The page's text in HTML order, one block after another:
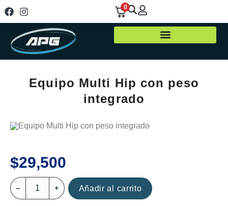
0
Equipo Multi Hip con peso
integrado
$29,500
Añadir al carrito